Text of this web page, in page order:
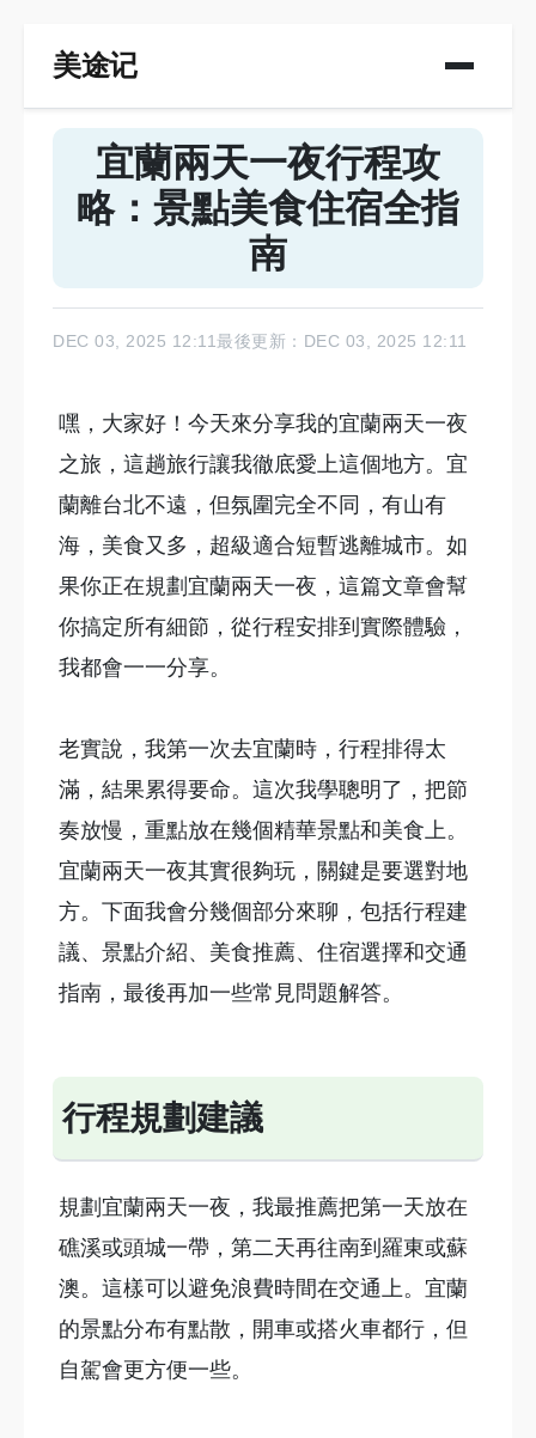
美途记
宜蘭兩天一夜行程攻
略：景點美食住宿全指
南
DEC 03, 2025 12:11最後更新：DEC 03, 2025 12:11
嘿，大家好！今天來分享我的宜蘭兩天一夜
之旅，這趟旅行讓我徹底愛上這個地方。宜
蘭離台北不遠，但氛圍完全不同，有山有
海，美食又多，超級適合短暫逃離城市。如
果你正在規劃宜蘭兩天一夜，這篇文章會幫
你搞定所有細節，從行程安排到實際體驗，
我都會一一分享。
老實說，我第一次去宜蘭時，行程排得太
滿，結果累得要命。這次我學聰明了，把節
奏放慢，重點放在幾個精華景點和美食上。
宜蘭兩天一夜其實很夠玩，關鍵是要選對地
方。下面我會分幾個部分來聊，包括行程建
議、景點介紹、美食推薦、住宿選擇和交通
指南，最後再加一些常見問題解答。
行程規劃建議
規劃宜蘭兩天一夜，我最推薦把第一天放在
礁溪或頭城一帶，第二天再往南到羅東或蘇
澳。這樣可以避免浪費時間在交通上。宜蘭
的景點分布有點散，開車或搭火車都行，但
自駕會更方便一些。